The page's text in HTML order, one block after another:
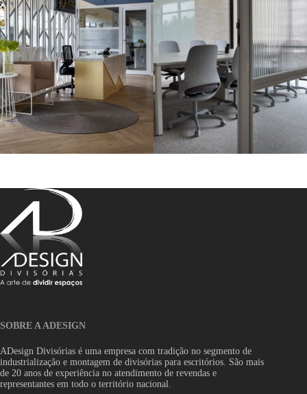
SOBRE A ADESIGN
ADesign Divisórias é uma empresa com tradição no segmento de
industrialização e montagem de divisórias para escritórios. São mais
de 20 anos de experiência no atendimento de revendas e
representantes em todo o território nacional.